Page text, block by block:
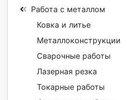
Работа с металлом
Ковка и литье
Металлоконструкции
Сварочные работы
Лазерная резка
Токарные работы